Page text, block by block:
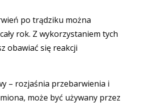
po trądziku można
rok. Z wykorzystaniem tych
obawiać się reakcji
– rozjaśnia przebarwienia i
może być używany przez